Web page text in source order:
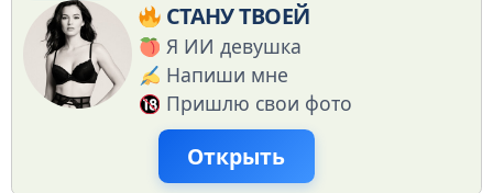
СТАНУ ТВОЕЙ
Я ИИ девушка
Напиши мне
Пришлю свои фото
Открыть